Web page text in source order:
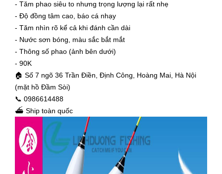
- Tăm phao siêu to nhưng trọng lượng lại rất nhẹ
- Độ đồng tâm cao, báo cá nhạy
- Tăm nhìn rõ kể cả khi đánh cần dài
- Nước sơn bóng, màu sắc bắt mắt
- Thông số phao (ảnh bên dưới)
- 90K
🏠 Số 7 ngõ 36 Trần Điền, Định Công, Hoàng Mai, Hà Nội
(mặt hồ Đầm Sòi)
📞 0986614488
⛴ Ship toàn quốc